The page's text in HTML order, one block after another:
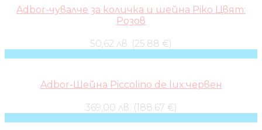
Adbor-чувалче за количка и шейна Piko Цвят:
Розов
50,62 лв. (25.88 €)
Adbor-Шейна Piccolino de lux:червен
369,00 лв. (188.67 €)